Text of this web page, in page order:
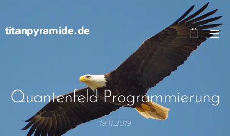
titanpyramide.de
Quantenfeld Programmierung
19.11.2019